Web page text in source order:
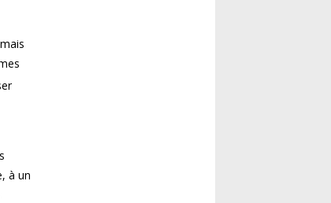
à un